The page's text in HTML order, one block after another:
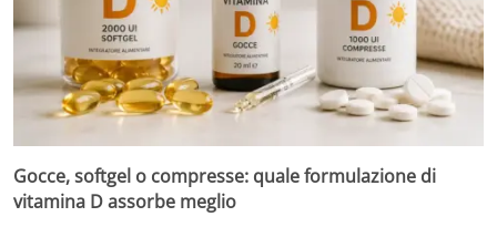
Gocce, softgel o compresse: quale formulazione di
vitamina D assorbe meglio